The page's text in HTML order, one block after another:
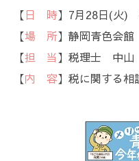
【日 時】7月28日(火)
【場 所】静岡青色会
【担 当】税理士 中
【内 容】税に関する相